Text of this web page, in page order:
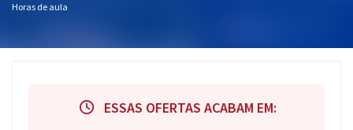
Conteúdo gratuito
Horas de aula
ESSAS OFERTAS ACABAM EM: